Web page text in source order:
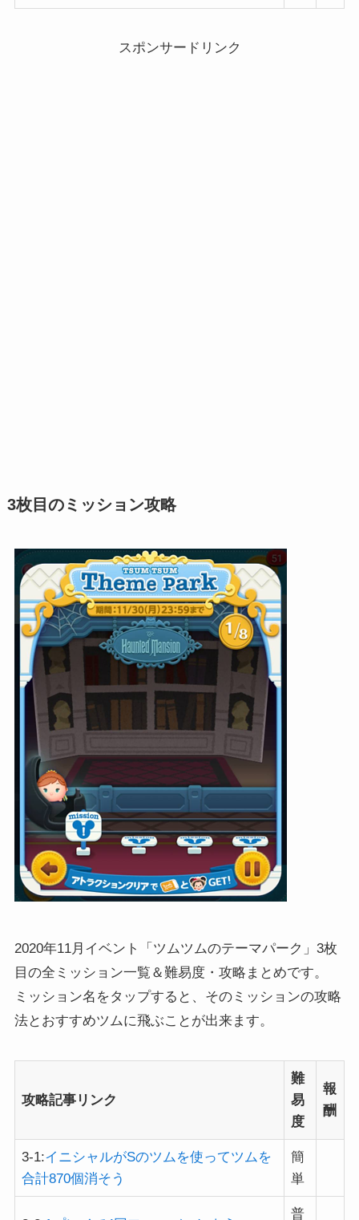
スポンサードリンク
3枚目のミッション攻略
2020年11月イベント「ツムツムのテーマパーク」3枚
目の全ミッション一覧＆難易度・攻略まとめです。
ミッション名をタップすると、そのミッションの攻略
法とおすすめツムに飛ぶことが出来ます。
攻略記事リンク
難
易
度
報
酬
3-1:イニシャルがSのツムを使ってツムを
合計870個消そう
簡
単
普